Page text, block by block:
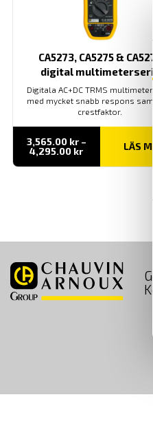
CA5273, CA5275 &
digital multimeterserie
Digitala AC+DC TRMS
med mycket snabb respons
crestfaktor.
3,565.00 kr –
4,295.00 krPrisintervall:
till
LÄS